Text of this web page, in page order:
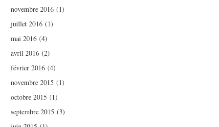
novembre 2016 (1)
juillet 2016 (1)
mai 2016 (4)
avril 2016 (2)
février 2016 (4)
novembre 2015 (1)
octobre 2015 (1)
septembre 2015 (3)